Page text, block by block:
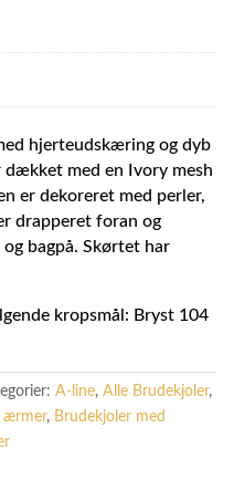
hjerteudskæring og dyb
dækket med en Ivory mesh
er dekoreret med perler,
drapperet foran og
bagpå. Skørtet har
kropsmål: Bryst 104
A-line, Alle Brudekjoler,
ærmer, Brudekjoler med